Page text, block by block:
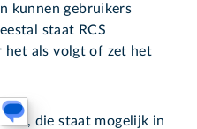
kunnen gebruikers
staat RCS
het als volgt of zet het
, die staat mogelijk in